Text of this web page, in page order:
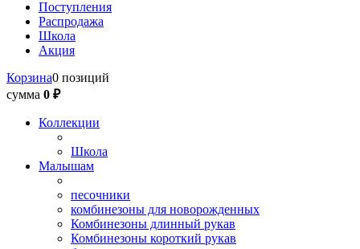
Поступления
Распродажа
Школа
Акция
Корзина0 позиций
сумма 0 ₽
Коллекции
Школа
Малышам
песочники
комбинезоны для новорожденных
Комбинезоны длинный рукав
Комбинезоны короткий рукав